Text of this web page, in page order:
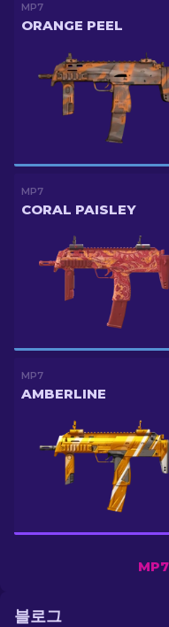
MP7
ORANGE PEEL
MP7
CORAL PAISLEY
MP7
AMBERLINE
블로그